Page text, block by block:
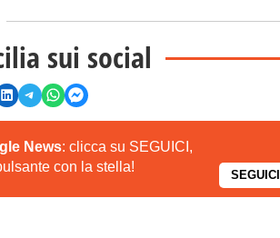
sui social
News: clicca su SEGUICI,
con la stella!
SEGUICI